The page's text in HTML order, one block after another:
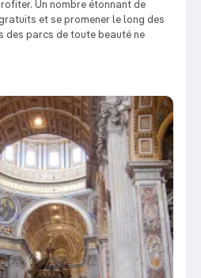
Un nombre étonnant de
et se promener le long des
des parcs de toute beauté ne